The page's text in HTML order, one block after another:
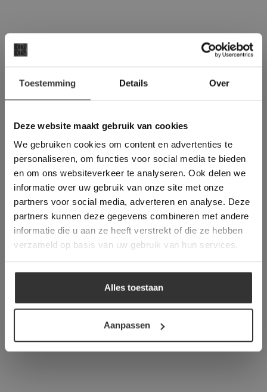
Toestemming Details Over
Deze website maakt gebruik van cookies
We gebruiken cookies om content en advertenties te
personaliseren, om functies voor social media te bieden
en om ons websiteverkeer te analyseren. Ook delen we
informatie over uw gebruik van onze site met onze
partners voor social media, adverteren en analyse. Deze
partners kunnen deze gegevens combineren met andere
informatie die u aan ze heeft verstrekt of die ze hebben
verzameld op basis van uw gebruik van hun services.
Alles toestaan
Aanpassen
#1 in de categorie vloeren op Trustpilot
Binnen 24 uur een passende offerte
Meer dan 500 m2 showroom
Deze website maakt
gebruik van cookies.
This Cookie Banner was deleted and is no
longer working. Please contact the website
administrator.
Deze website gebruikt cookies om de
gebruikerservaring te verbeteren. Door
gebruik te maken van onze website geeft u
toestemming voor alle cookies in
overeenstemming met ons cookiebeleid.Lees
verder
ALLES ACCEPTEREN
ALLES AFWIJZEN
DETAILS WEERGEVEN